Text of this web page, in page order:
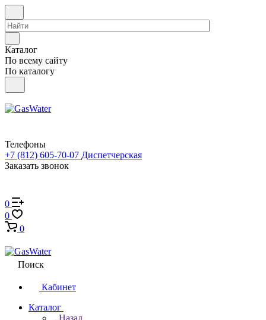
Каталог
По всему сайту
По каталогу
Телефоны
+7 (812) 605-70-07 Диспетчерская
Заказать звонок
0
0
0
Поиск
Кабинет
Каталог
Назад